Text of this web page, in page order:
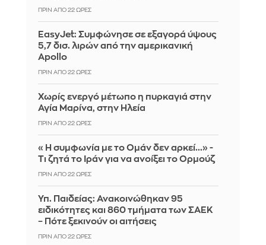
ΠΡΙΝ ΑΠΌ 22 ΏΡΕΣ
EasyJet: Συμφώνησε σε εξαγορά ύψους
5,7 δισ. λιρών από την αμερικανική
Apollo
ΠΡΙΝ ΑΠΌ 22 ΏΡΕΣ
Χωρίς ενεργό μέτωπο η πυρκαγιά στην
Αγία Μαρίνα, στην Ηλεία
ΠΡΙΝ ΑΠΌ 22 ΏΡΕΣ
«Η συμφωνία με το Ομάν δεν αρκεί...» -
Τι ζητά το Ιράν για να ανοίξει το Ορμούζ
ΠΡΙΝ ΑΠΌ 22 ΏΡΕΣ
Υπ. Παιδείας: Ανακοινώθηκαν 95
ειδικότητες και 860 τμήματα των ΣΑΕΚ
– Πότε ξεκινούν οι αιτήσεις
ΠΡΙΝ ΑΠΌ 22 ΏΡΕΣ